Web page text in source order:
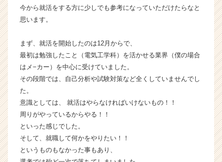
|
チ
ャ
ー・
成
業
か
ス
カ
ウ
今から就活をする方に少しでも参考になっていただけたらなと
思います。
まず、就活を開始したのは12月からで、
最初は勉強したこと（電気工学科）を活かせる業界（僕の場合
はメ−カー）を中心に受けていました。
その段階では、自己分析や試験対策など全くしていませんでし
た。
意識としては、 就活はやらなければいけないもの！！
周りがやっているからやる！！
といった感じでした。
そして、就職して何かをやりたい！！
というものもなかった事もあり、